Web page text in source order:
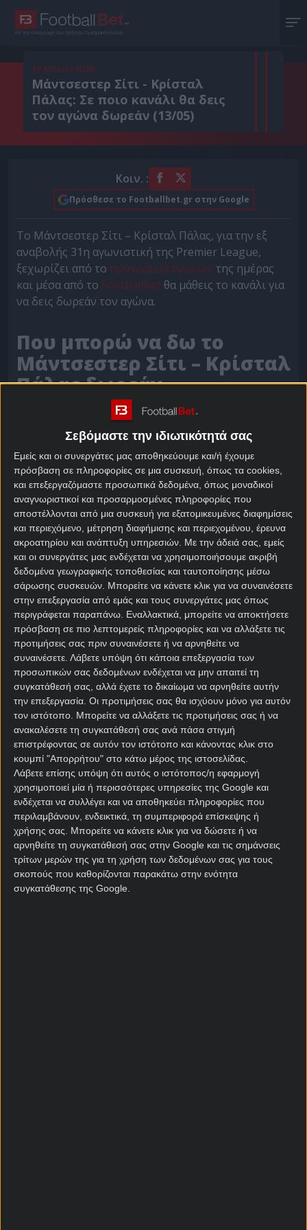
Σεβόμαστε την ιδιωτικότητά σας
Εμείς και οι συνεργάτες μας αποθηκεύουμε και/ή έχουμε
πρόσβαση σε πληροφορίες σε μια συσκευή, όπως τα cookies,
και επεξεργαζόμαστε προσωπικά δεδομένα, όπως μοναδικοί
αναγνωριστικοί και προσαρμοσμένες πληροφορίες που
αποστέλλονται από μια συσκευή για εξατομικευμένες διαφημίσεις
και περιεχόμενο, μέτρηση διαφήμισης και περιεχομένου, έρευνα
ακροατηρίου και ανάπτυξη υπηρεσιών. Με την άδειά σας, εμείς
και οι συνεργάτες μας ενδέχεται να χρησιμοποιήσουμε ακριβή
δεδομένα γεωγραφικής τοποθεσίας και ταυτοποίησης μέσω
σάρωσης συσκευών. Μπορείτε να κάνετε κλικ για να συναινέσετε
στην επεξεργασία από εμάς και τους συνεργάτες μας όπως
περιγράφεται παραπάνω. Εναλλακτικά, μπορείτε να αποκτήσετε
πρόσβαση σε πιο λεπτομερείς πληροφορίες και να αλλάξετε τις
προτιμήσεις σας πριν συναινέσετε ή να αρνηθείτε να
συναινέσετε. Λάβετε υπόψη ότι κάποια επεξεργασία των
προσωπικών σας δεδομένων ενδέχεται να μην απαιτεί τη
συγκατάθεσή σας, αλλά έχετε το δικαίωμα να αρνηθείτε αυτήν
την επεξεργασία. Οι προτιμήσεις σας θα ισχύουν μόνο για αυτόν
τον ιστότοπο. Μπορείτε να αλλάξετε τις προτιμήσεις σας ή να
ανακαλέσετε τη συγκατάθεσή σας ανά πάσα στιγμή
επιστρέφοντας σε αυτόν τον ιστότοπο και κάνοντας κλικ στο
κουμπί "Απορρήτου" στο κάτω μέρος της ιστοσελίδας.
Λάβετε επίσης υπόψη ότι αυτός ο ιστότοπος/η εφαρμογή
χρησιμοποιεί μία ή περισσότερες υπηρεσίες της Google και
ενδέχεται να συλλέγει και να αποθηκεύει πληροφορίες που
περιλαμβάνουν, ενδεικτικά, τη συμπεριφορά επίσκεψης ή
χρήσης σας. Μπορείτε να κάνετε κλικ για να δώσετε ή να
αρνηθείτε τη συγκατάθεσή σας στην Google και τις σημάνσεις
τρίτων μερών της για τη χρήση των δεδομένων σας για τους
σκοπούς που καθορίζονται παρακάτω στην ενότητα
συγκατάθεσης της Google.
Με την υπογραφή του Χρήστου Σωτηρακόπουλου
13 Μαΐου 2026
Μάντσεστερ Σίτι - Κρίσταλ
Πάλας: Σε ποιο κανάλι θα δεις
τον αγώνα δωρεάν (13/05)
Κοιν. :
Πρόσθεσε το Footballbet.gr στην Google
Το Μάντσεστερ Σίτι – Κρίσταλ Πάλας, για την εξ
αναβολής 31η αγωνιστική της Premier League,
ξεχωρίζει από το πρόγραμμα αγώνων της ημέρας
και μέσα από το FootballBet θα μάθεις το κανάλι για
να δεις δωρεάν τον αγώνα.
Που μπορώ να δω το
Μάντσεστερ Σίτι – Κρίσταλ
Πάλας δωρεάν
Ο αγώνας Μάντσεστερ Σίτι – Κρίσταλ Πάλας θα
λάβει χώρα την Τετάρτη 13 Μαΐου (22:00) στο
«Etihad» και θα μεταδοθεί ζωντανά από τα κανάλια
Novasports.
Μάντσεστερ Σίτι – Κρίσταλ Πάλας
📅 13/5 – 22:00
📺 Novasports Premier
League HD
Αν αναρωτιέσαι «που θα δω το Μάντσεστερ Σίτι –
Κρίσταλ Πάλας;», τότε πρέπει να ξέρεις ότι
μεταδίδεται με live tracker μέσα από τα live
streamingτων στοιχηματικών εταιριών.
Μάντσεστερ Σίτι – Κρίσταλ
Πάλας: Live Streaming
Μπαίνοντας στο site του FootballΒet, μπορείς να
δεις το Μάντσεστερ Σίτι – Κρίσταλ Πάλας κανάλι
μέσα από τα παρακάτω link από τιςστοιχηματικές
εταιρίες, κάνοντας εγγραφή και μία κατάθεση, έστω
την ελάχιστη.
Novibet Live ΔΕΣ LIVE ΕΔΩ ▶️
Stoiximan Live ΔΕΣ LIVE ΕΔΩ ▶️